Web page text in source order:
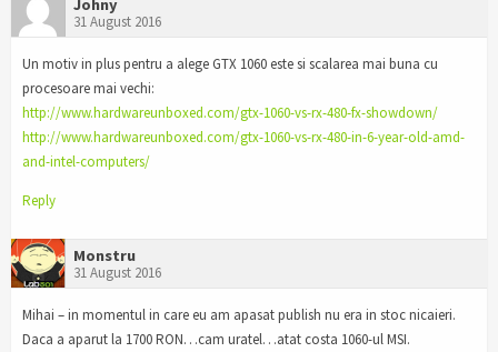
Johny
31 August 2016
Un motiv in plus pentru a alege GTX 1060 este si scalarea mai buna cu
procesoare mai vechi:
http://www.hardwareunboxed.com/gtx-1060-vs-rx-480-fx-showdown/
http://www.hardwareunboxed.com/gtx-1060-vs-rx-480-in-6-year-old-amd-
and-intel-computers/
Reply
Monstru
31 August 2016
Mihai – in momentul in care eu am apasat publish nu era in stoc nicaieri.
Daca a aparut la 1700 RON…cam uratel…atat costa 1060-ul MSI.